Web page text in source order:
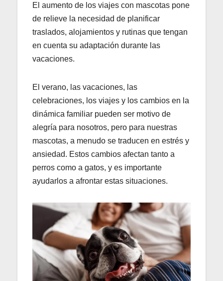
El aumento de los viajes con mascotas pone
de relieve la necesidad de planificar
traslados, alojamientos y rutinas que tengan
en cuenta su adaptación durante las
vacaciones.
El verano, las vacaciones, las
celebraciones, los viajes y los cambios en la
dinámica familiar pueden ser motivo de
alegría para nosotros, pero para nuestras
mascotas, a menudo se traducen en estrés y
ansiedad. Estos cambios afectan tanto a
perros como a gatos, y es importante
ayudarlos a afrontar estas situaciones.